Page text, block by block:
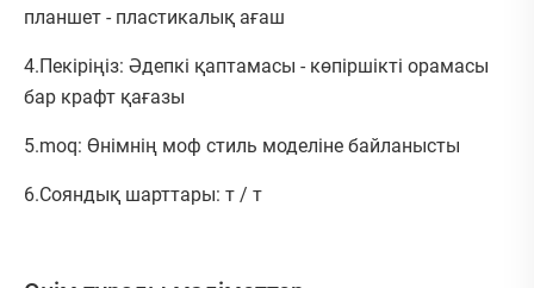
планшет - пластикалық ағаш
4.Пекіріңіз: Әдепкі қаптамасы - көпіршікті орамасы
бар крафт қағазы
5.moq: Өнімнің моф стиль моделіне байланысты
6.Сояндық шарттары: т / т